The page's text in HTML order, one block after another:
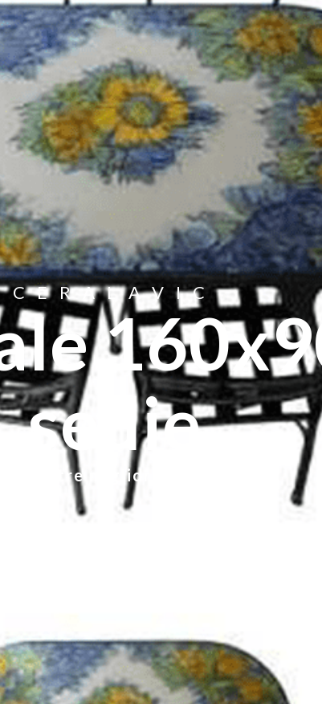
CERALAVIC
sedie
Le nostre migliori offerte